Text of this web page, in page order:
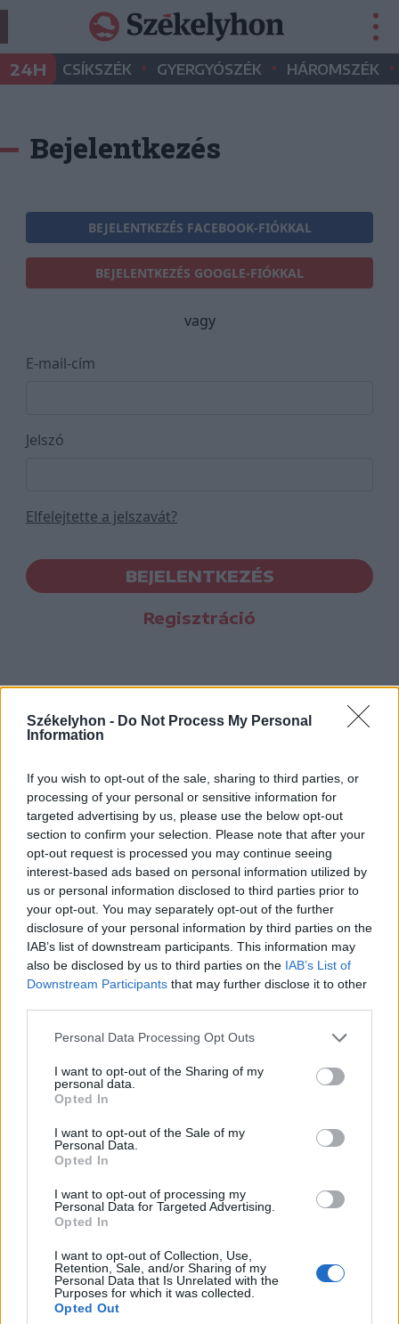
Székelyhon - Do Not Process My Personal
Information
If you wish to opt-out of the sale, sharing to third parties, or
processing of your personal or sensitive information for
targeted advertising by us, please use the below opt-out
section to confirm your selection. Please note that after your
opt-out request is processed you may continue seeing
interest-based ads based on personal information utilized by
us or personal information disclosed to third parties prior to
your opt-out. You may separately opt-out of the further
disclosure of your personal information by third parties on the
IAB’s list of downstream participants. This information may
also be disclosed by us to third parties on the IAB’s List of
Downstream Participants that may further disclose it to other
Personal Data Processing Opt Outs
I want to opt-out of the Sharing of my
personal data.
Opted In
I want to opt-out of the Sale of my
Personal Data.
Opted In
I want to opt-out of processing my
Personal Data for Targeted Advertising.
Opted In
I want to opt-out of Collection, Use,
Retention, Sale, and/or Sharing of my
Personal Data that Is Unrelated with the
Purposes for which it was collected.
Opted Out
24H CSÍKSZÉK • GYERGYÓSZÉK • HÁROMSZÉK •
Bejelentkezés
BEJELENTKEZÉS FACEBOOK-FIÓKKAL
BEJELENTKEZÉS GOOGLE-FIÓKKAL
vagy
E-mail-cím
Jelszó
Elfelejtette a jelszavát?
BEJELENTKEZÉS
Regisztráció
Hasznos
Impresszum
Szerzői jogok
Adatvédelmi tájékoztató
Cookie-kezelési tájékoztató
Hozzászólási szabályzat
Nyomtatott lapjaink archívuma
Székely Hírmondó archívuma
Sütibeállítások
Médiatér
Liget
Krónika
Bihari Napló